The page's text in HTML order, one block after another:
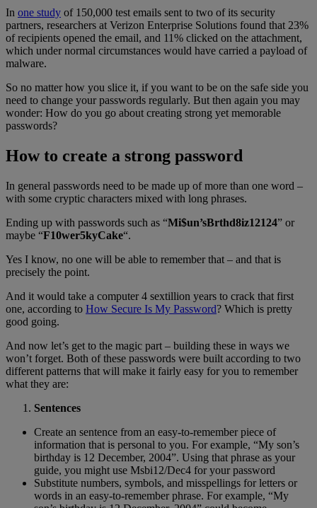
In one study of 150,000 test emails sent to two of its security
partners, researchers at Verizon Enterprise Solutions found that 23%
of recipients opened the email, and 11% clicked on the attachment,
which under normal circumstances would have carried a payload of
malware.
So no matter how you slice it, if you want to be on the safe side you
need to change your passwords regularly. But then again you may
wonder: How do you go about creating strong yet memorable
passwords?
How to create a strong password
In general passwords need to be made up of more than one word –
with some cryptic characters mixed with long phrases.
Ending up with passwords such as “Mi$un’sBrthd8iz12124” or
maybe “F10wer5kyCake“.
Yes I know, no one will be able to remember that – and that is
precisely the point.
And it would take a computer 4 sextillion years to crack that first
one, according to How Secure Is My Password? Which is pretty
good going.
And now let’s get to the magic part – building these in ways we
won’t forget. Both of these passwords were built according to two
different patterns that will make it fairly easy for you to remember
what they are:
Sentences
Create an sentence from an easy-to-remember piece of
information that is personal to you. For example, “My son’s
birthday is 12 December, 2004”. Using that phrase as your
guide, you might use Msbi12/Dec4 for your password
Substitute numbers, symbols, and misspellings for letters or
words in an easy-to-remember phrase. For example, “My